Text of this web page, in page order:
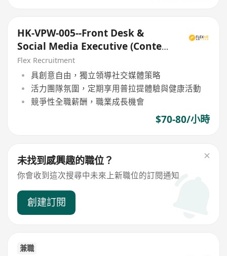
HK-VPW-005--Front Desk &
Social Media Executive (Content
Creation Focus)
Flex Recruitment
具創意自由，獨立領導社交媒體策略
活力團隊氛圍，定期享用普拉提體驗與健康活動
競爭性全職薪酬，職業成長機會
$70-80/小時
未找到感興趣的職位？
你會收到這次搜尋中未來上新職位的訂閱通知
創建訂閱
兼職